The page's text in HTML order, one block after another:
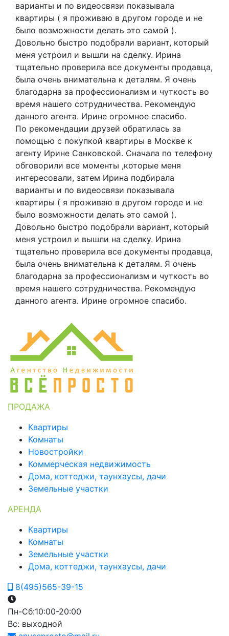
варианты и по видеосвязи показывала
квартиры ( я проживаю в другом городе и не
было возможности делать это самой ).
Довольно быстро подобрали вариант, который
меня устроил и вышли на сделку. Ирина
тщательно проверила все документы продавца,
была очень внимательна к деталям. Я очень
благодарна за профессионализм и чуткость во
время нашего сотрудничества. Рекомендую
данного агента. Ирине огромное спасибо.
По рекомендации друзей обратилась за
помощью с покупкой квартиры в Москве к
агенту Ирине Санковской. Сначала по телефону
обговорили все моменты ,которые меня
интересовали, затем Ирина подбирала
варианты и по видеосвязи показывала
квартиры ( я проживаю в другом городе и не
было возможности делать это самой ).
Довольно быстро подобрали вариант, который
меня устроил и вышли на сделку. Ирина
тщательно проверила все документы продавца,
была очень внимательна к деталям. Я очень
благодарна за профессионализм и чуткость во
время нашего сотрудничества. Рекомендую
данного агента. Ирине огромное спасибо.
ПРОДАЖА
Квартиры
Комнаты
Новостройки
Коммерческая недвижимость
Дома, коттеджи, таунхаусы, дачи
Земельные участки
АРЕНДА
Квартиры
Комнаты
Земельные участки
Дома, коттеджи, таунхаусы, дачи
8(495)565-39-15
Пн-Сб:10:00-20:00
Вс: выходной